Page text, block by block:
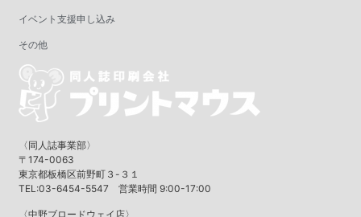
イベント支援申し込み
その他
〈同人誌事業部〉
〒174-0063
東京都板橋区前野町３-３１
TEL:03-6454-5547 営業時間 9:00-17:00
〈中野ブロードウェイ店〉